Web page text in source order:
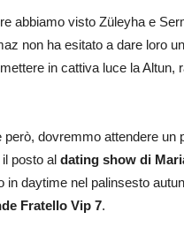
abbiamo visto Züleyha e
non ha esitato a dare loro
in cattiva luce la Altun,
dovremmo attendere un
posto al dating show di
daytime nel palinsesto
Fratello Vip 7.